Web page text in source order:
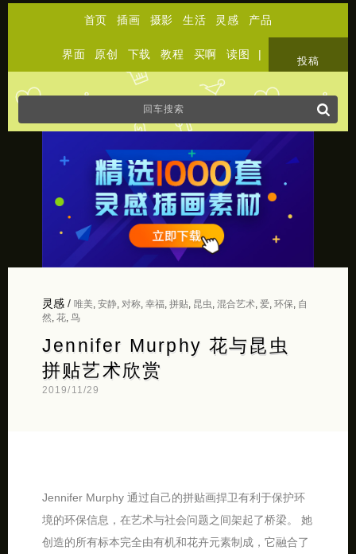
首页 插画 摄影 生活 灵感 产品
界面 原创 下载 教程 买啊 读图 |
投稿
灵感/ 唯美, 安静, 对称, 幸福, 拼贴, 昆虫 混合艺术, 爱, 环保
自
然, 花, 鸟
Jennifer Murphy 花与昆虫
拼贴艺术欣赏
2019/11/29
Jennifer Murphy 通过自己的拼贴画捍卫有利于保护环
境的环保信息，在艺术与社会问题之间架起了桥梁。 她
创造的所有标本完全由有机和花卉元素制成，它融合了